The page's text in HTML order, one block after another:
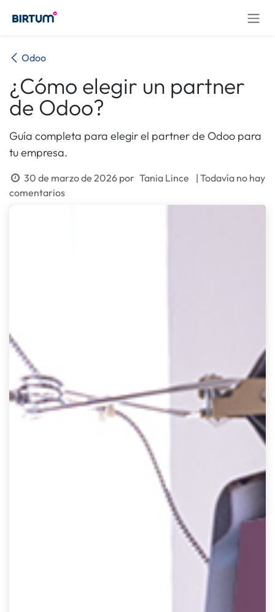
Odoo
¿Cómo elegir un partner
de Odoo?
Guía completa para elegir el partner de Odoo para
tu empresa.
30 de marzo de 2026 por Tania Lince
| Todavía no hay
comentarios